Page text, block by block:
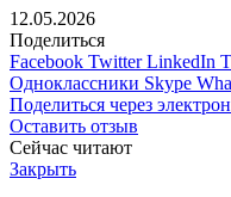
12.05.2026
Поделиться
Facebook Twitter LinkedIn
Одноклассники Skype
Поделиться через
Оставить отзыв
Сейчас читают
Закрыть